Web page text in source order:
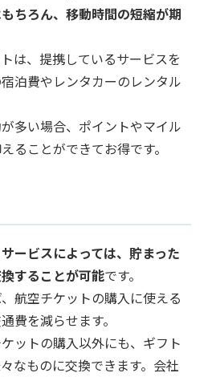
ちろん、移動時間の短縮が期
は、提携しているサービスを
泊費やレンタカーのレンタル
多い場合、ポイントやマイル
ることができてお得です。
ービスによっては、貯まった
することが可能です。
航空チケットの購入に使える
費を減らせます。
ットの購入以外にも、ギフト
なものに交換できます。会社